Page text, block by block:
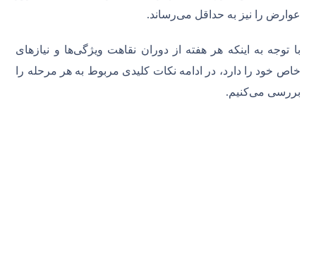
عوارض را نیز به حداقل می‌رساند.
با توجه به اینکه هر هفته از دوران نقاهت ویژگی‌ها و نیازهای
خاص خود را دارد، در ادامه نکات کلیدی مربوط به هر مرحله را
بررسی می‌کنیم.